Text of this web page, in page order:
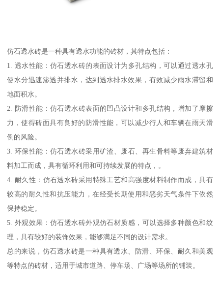
仿石透水砖是一种具有透水功能的砖材，其特点包括：
1. 透水性能：仿石透水砖的表面设计为多孔结构，可以通过透水孔
使水分迅速渗透并排水，达到透水排水效果，有效减少雨水滞留和
地面积水。
2. 防滑性能：仿石透水砖表面的凹凸设计和多孔结构，增加了摩擦
力，使得砖面具有良好的防滑性能，可以减少行人和车辆在雨天滑
倒的风险。
3. 环保性能：仿石透水砖采用矿渣、废石、再生骨料等废弃建筑材
料加工而成，具有循环利用和可持续发展的特点，。
4. 耐久性：仿石透水砖采用特殊工艺和高强度材料制作而成，具有
较高的耐久性和抗压能力，在经受长期使用和恶劣天气条件下依然
保持稳定。
5. 外观效果：仿石透水砖外观仿石材质感，可以选择多种颜色和纹
理，具有较好的装饰效果，能够满足不同的设计需求。
总的来说，仿石透水砖是一种具有透水、防滑、环保、耐久和美观
等特点的砖材，适用于城市道路、停车场、广场等场所的铺装。